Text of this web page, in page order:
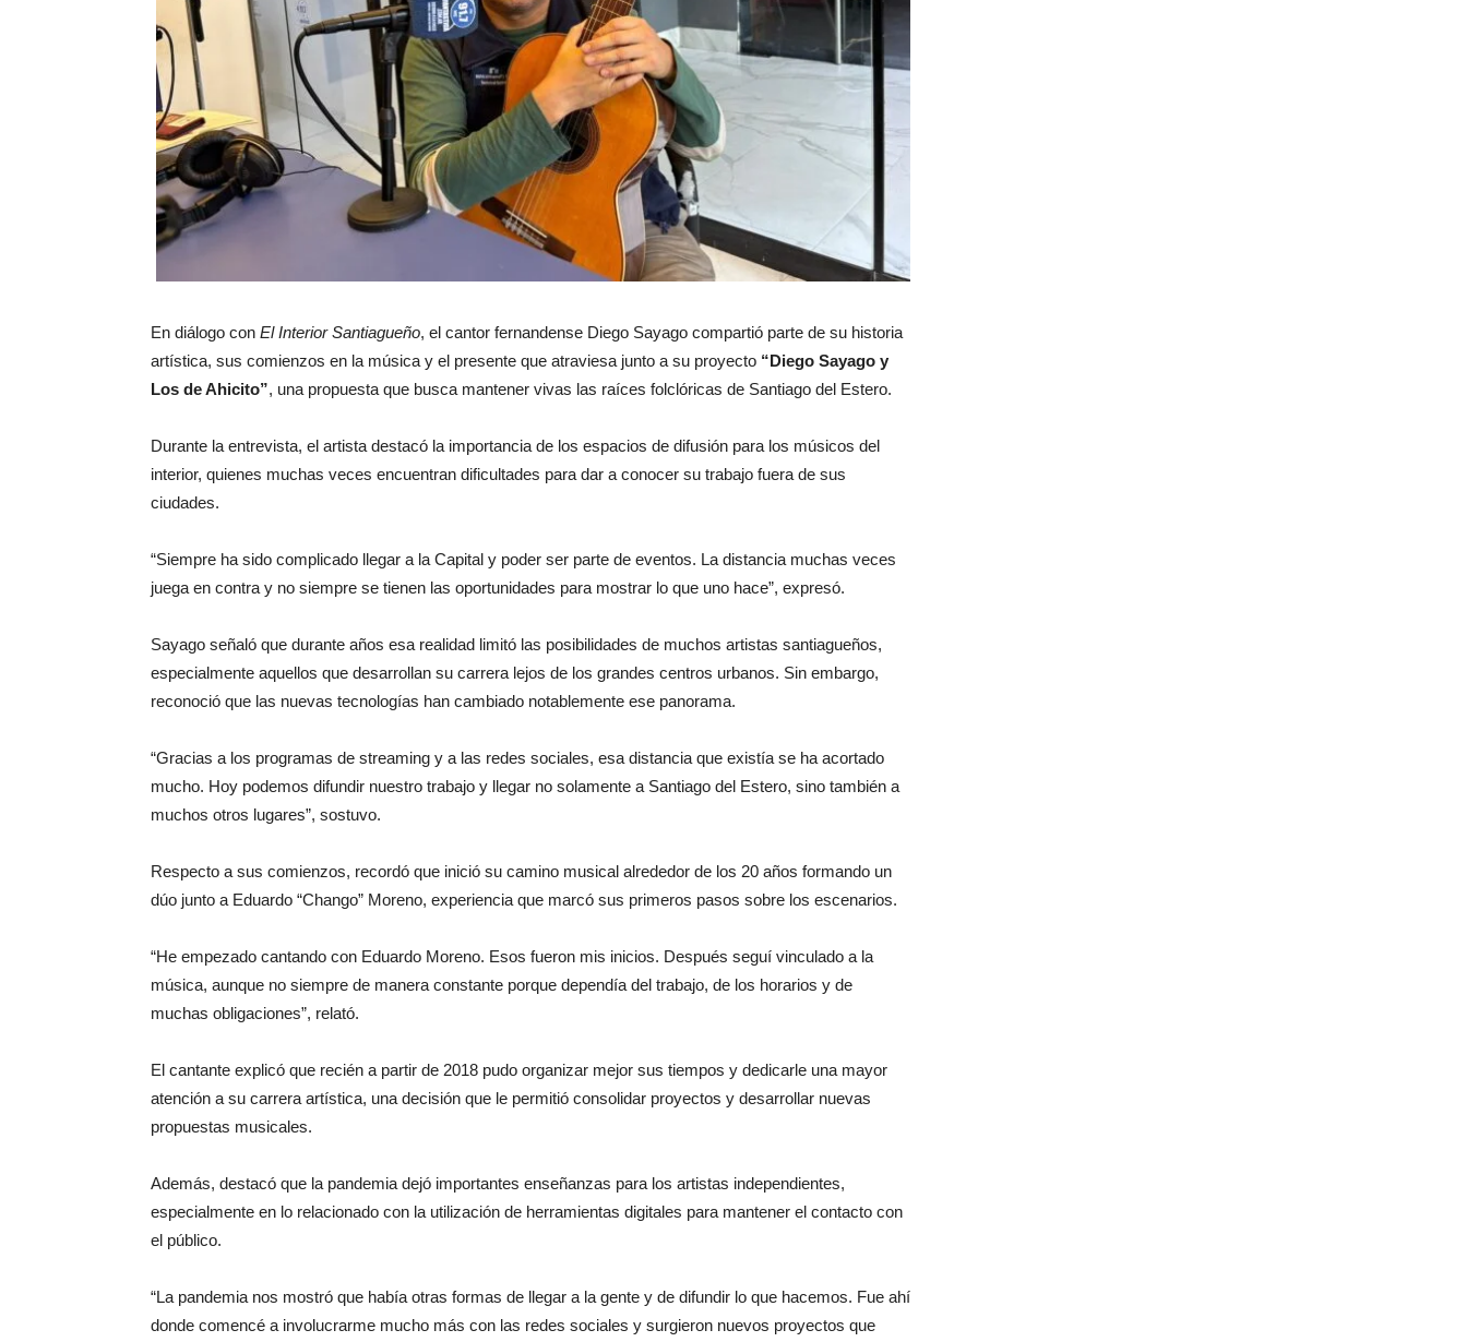
En diálogo con El Interior Santiagueño, el cantor fernandense Diego Sayago compartió parte de su historia
artística, sus comienzos en la música y el presente que atraviesa junto a su proyecto “Diego Sayago y
Los de Ahicito”, una propuesta que busca mantener vivas las raíces folclóricas de Santiago del Estero.
Durante la entrevista, el artista destacó la importancia de los espacios de difusión para los músicos del
interior, quienes muchas veces encuentran dificultades para dar a conocer su trabajo fuera de sus
ciudades.
“Siempre ha sido complicado llegar a la Capital y poder ser parte de eventos. La distancia muchas veces
juega en contra y no siempre se tienen las oportunidades para mostrar lo que uno hace”, expresó.
Sayago señaló que durante años esa realidad limitó las posibilidades de muchos artistas santiagueños,
especialmente aquellos que desarrollan su carrera lejos de los grandes centros urbanos. Sin embargo,
reconoció que las nuevas tecnologías han cambiado notablemente ese panorama.
“Gracias a los programas de streaming y a las redes sociales, esa distancia que existía se ha acortado
mucho. Hoy podemos difundir nuestro trabajo y llegar no solamente a Santiago del Estero, sino también a
muchos otros lugares”, sostuvo.
Respecto a sus comienzos, recordó que inició su camino musical alrededor de los 20 años formando un
dúo junto a Eduardo “Chango” Moreno, experiencia que marcó sus primeros pasos sobre los escenarios.
“He empezado cantando con Eduardo Moreno. Esos fueron mis inicios. Después seguí vinculado a la
música, aunque no siempre de manera constante porque dependía del trabajo, de los horarios y de
muchas obligaciones”, relató.
El cantante explicó que recién a partir de 2018 pudo organizar mejor sus tiempos y dedicarle una mayor
atención a su carrera artística, una decisión que le permitió consolidar proyectos y desarrollar nuevas
propuestas musicales.
Además, destacó que la pandemia dejó importantes enseñanzas para los artistas independientes,
especialmente en lo relacionado con la utilización de herramientas digitales para mantener el contacto con
el público.
“La pandemia nos mostró que había otras formas de llegar a la gente y de difundir lo que hacemos. Fue ahí
donde comencé a involucrarme mucho más con las redes sociales y surgieron nuevos proyectos que